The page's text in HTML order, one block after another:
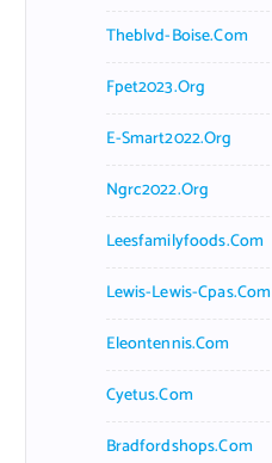
Theblvd-Boise.com
Fpet2023.org
E-Smart2022.org
Ngrc2022.org
Leesfamilyfoods.com
Lewis-Lewis-Cpas.com
Eleontennis.com
Cyetus.com
Bradfordshops.com